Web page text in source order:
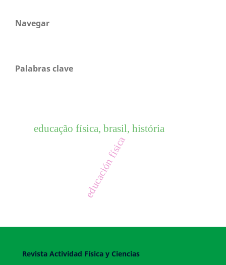
Navegar
Palabras clave
educación física
educação física, brasil, história
Revista Actividad Física y Ciencias